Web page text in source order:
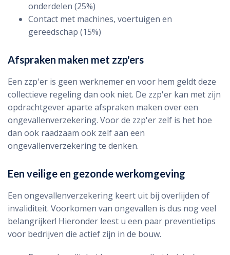
onderdelen (25%)
Contact met machines, voertuigen en
gereedschap (15%)
Afspraken maken met zzp'ers
Een zzp'er is geen werknemer en voor hem geldt deze
collectieve regeling dan ook niet. De zzp'er kan met zijn
opdrachtgever aparte afspraken maken over een
ongevallenverzekering. Voor de zzp'er zelf is het hoe
dan ook raadzaam ook zelf aan een
ongevallenverzekering te denken.
Een veilige en gezonde werkomgeving
Een ongevallenverzekering keert uit bij overlijden of
invaliditeit. Voorkomen van ongevallen is dus nog veel
belangrijker! Hieronder leest u een paar preventietips
voor bedrijven die actief zijn in de bouw.